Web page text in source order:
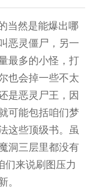
当然是能爆出哪
恶灵僵尸，另一
最多的小怪，打
也会掉一些不太
是恶灵尸王，因
可能包括咱们梦
这些顶级书。虽
洞三层里都没有
们来说刷图压力
。